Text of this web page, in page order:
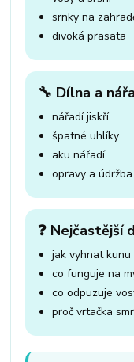
srnky na
divoká prasata
🔧 Dílna a
nářadí jiskří
špatné uhlíky
aku nářadí
opravy a údržba
❓ Nejčastější
jak vyhnat kunu
co funguje na
co odpuzuje
proč vrtačka